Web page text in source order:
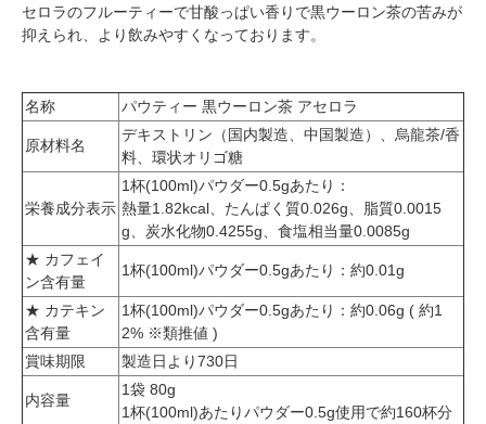
セロラのフルーティーで甘酸っぱい香りで黒ウーロン茶の苦みが
抑えられ、より飲みやすくなっております。
名称 パウティー 黒ウーロン茶 アセロラ
原材料名
デキストリン（国内製造、中国製造）、烏龍茶/香
料、環状オリゴ糖
栄養成分表示
1杯(100ml)パウダー0.5gあたり：
熱量1.82kcal、たんぱく質0.026g、脂質0.0015
g、炭水化物0.4255g、食塩相当量0.0085g
★ カフェイ
ン含有量
1杯(100ml)パウダー0.5gあたり：約0.01g
★ カテキン
含有量
1杯(100ml)パウダー0.5gあたり：約0.06g ( 約1
2% ※類推値 )
賞味期限
製造日より730日
内容量
1袋 80g
1杯(100ml)あたりパウダー0.5g使用で約160杯分